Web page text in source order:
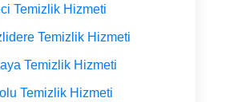
Temizlik Hizmeti
Temizlik Hizmeti
Temizlik Hizmeti
Temizlik Hizmeti